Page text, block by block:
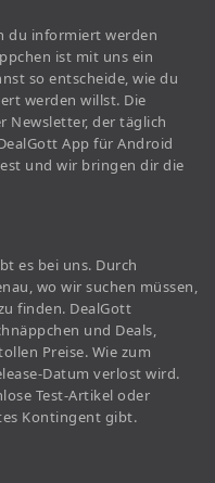
du informiert werden
ist mit uns ein
so entscheide, wie du
werden willst. Die
Newsletter, der täglich
App für Android
und wir bringen dir die
es bei uns. Durch
wo wir suchen müssen,
finden. DealGott
und Deals,
Preise. Wie zum
Datum verlost wird.
Test-Artikel oder
Kontingent gibt.